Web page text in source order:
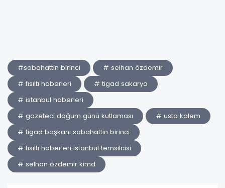
#sabahattin birinci
# selhan özdemir
# fısıltı haberleri
# tigad sakarya
# istanbul haberleri
# gazeteci doğum günü kutlaması
# usta kalem
# tigad başkanı sabahattin birinci
# fısıltı haberleri istanbul temsilcisi
# selhan özdemir kimd